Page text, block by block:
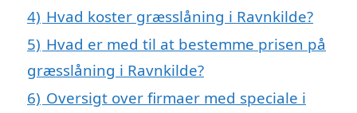
4) Hvad koster græsslåning i Ravnkilde?
5) Hvad er med til at bestemme prisen på
græsslåning i Ravnkilde?
6) Oversigt over firmaer med speciale i